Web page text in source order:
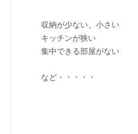
収納が少ない、小さい
キッチンが狭い
集中できる部屋がない
など・・・・・